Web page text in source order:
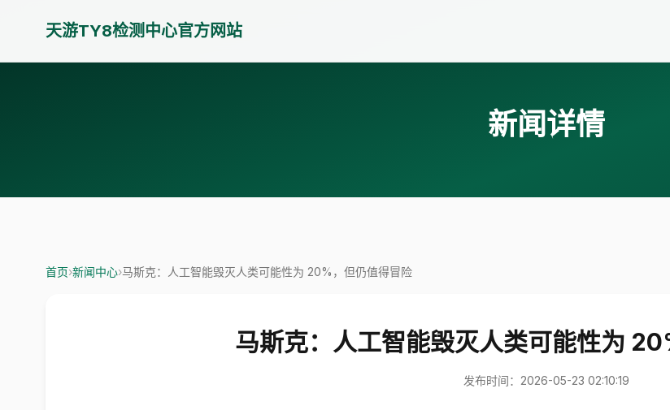
天游TY8检测中心官方网站
新闻详情
首页›新闻中心›马斯克：人工智能毁灭人类可能性为 20%，但仍值得冒险
马斯克：人工智能毁灭人类可能性为
发布时间：2026-05-23 02:10:19